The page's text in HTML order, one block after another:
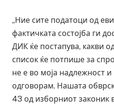
„Ние сите податоци од
фактичката состојба ги
ДИК ќе постапува, какви
список ќе потпише за
не е во моја надлежност
одговорам. Нашата
43 од изборниот законик